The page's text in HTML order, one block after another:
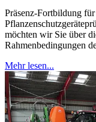
Präsenz-Fortbildung
möchten wir Sie über
Rahmenbedingungen
Mehr lesen...